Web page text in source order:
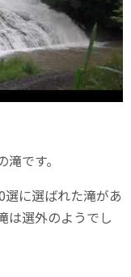
です。
に選ばれた滝があ
は選外のようでし